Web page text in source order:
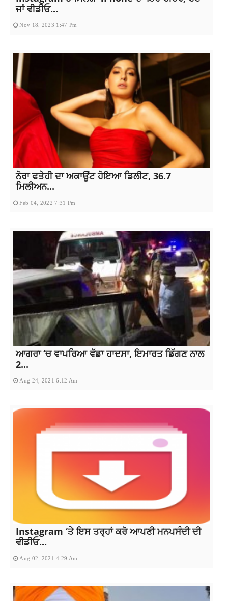
ਜਾਂ ਵੀਡੀਓ...
Nov 18, 2023 1:47 Pm
ਨੋਰਾ ਫਤੇਹੀ ਦਾ ਅਕਾਊਂਟ ਹੋਇਆ ਡਿਲੀਟ, 36.7
ਮਿਲੀਅਨ...
Feb 04, 2022 7:31 Pm
ਆਗਰਾ ‘ਚ ਵਾਪਰਿਆ ਵੱਡਾ ਹਾਦਸਾ, ਇਮਾਰਤ ਡਿੱਗਣ ਨਾਲ
2...
Aug 24, 2021 6:12 Am
Instagram ‘ਤੇ ਇਸ ਤਰ੍ਹਾਂ ਕਰੋ ਆਪਣੀ ਮਨਪਸੰਦੀ ਦੀ
ਵੀਡੀਓ...
Aug 02, 2021 4:29 Am